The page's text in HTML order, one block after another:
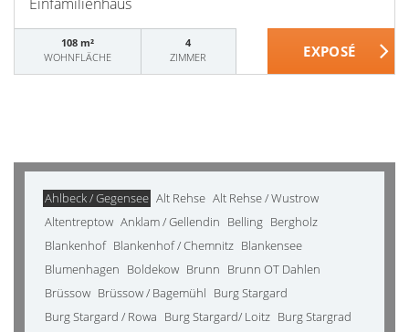
108 m²
WOHNFLÄCHE
4
ZIMMER
Ahlbeck / Gegensee Alt Rehse Alt Rehse / Wustrow
Altentreptow Anklam / Gellendin Belling Bergholz
Blankenhof Blankenhof / Chemnitz Blankensee
Blumenhagen Boldekow Brunn Brunn OT Dahlen
Brüssow Brüssow / Bagemühl Burg Stargard
Burg Stargard / Rowa Burg Stargard/ Loitz Burg Stargrad